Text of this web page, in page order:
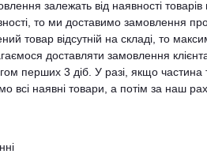
залежать від наявності
то ми доставимо замовлення
товар відсутній на складі, то
доставляти замовлення
перших 3 діб. У разі, якщо
всі наявні товари, а потім за наш